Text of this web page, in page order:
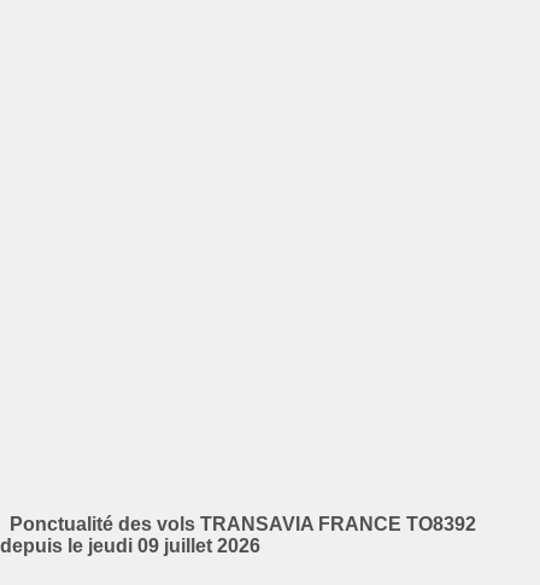
Ponctualité des vols TRANSAVIA FRANCE TO8392
depuis le jeudi 09 juillet 2026